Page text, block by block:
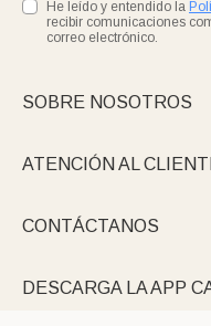
He leído y entendido la
recibir comunicaciones
correo electrónico.
SOBRE NOSOTROS
ATENCIÓN AL
CONTÁCTANOS
DESCARGA LA APP